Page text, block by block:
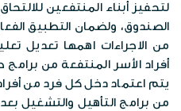
بروشورات
لتحفيز أبناء المنتفعين
الصندوق، ولضمان التطبيق
من الاجراءات اهمها تعديل
أفراد الأسر المنتفعة من
يتم اعتماد دخل كل فرد من
من برامج التأهيل والتشغيل